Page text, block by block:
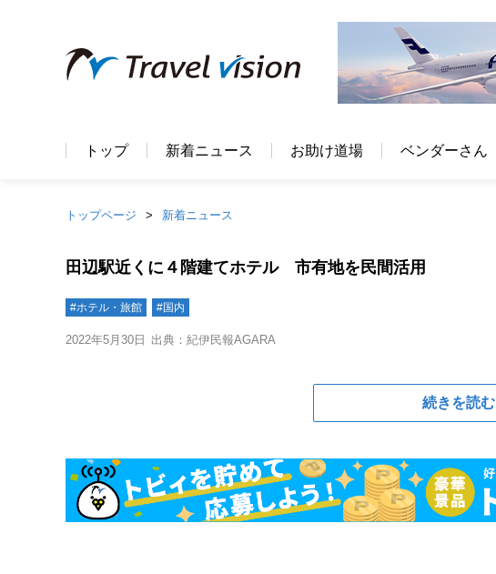
トップ 新着ニュース お助け道場 ベンダーさん
トップページ 新着ニュース
田辺駅近くに４階建てホテル 市有地を民間活用
#ホテル・旅館 #国内
2022年5月30日 出典：紀伊民報AGARA
続きを読む